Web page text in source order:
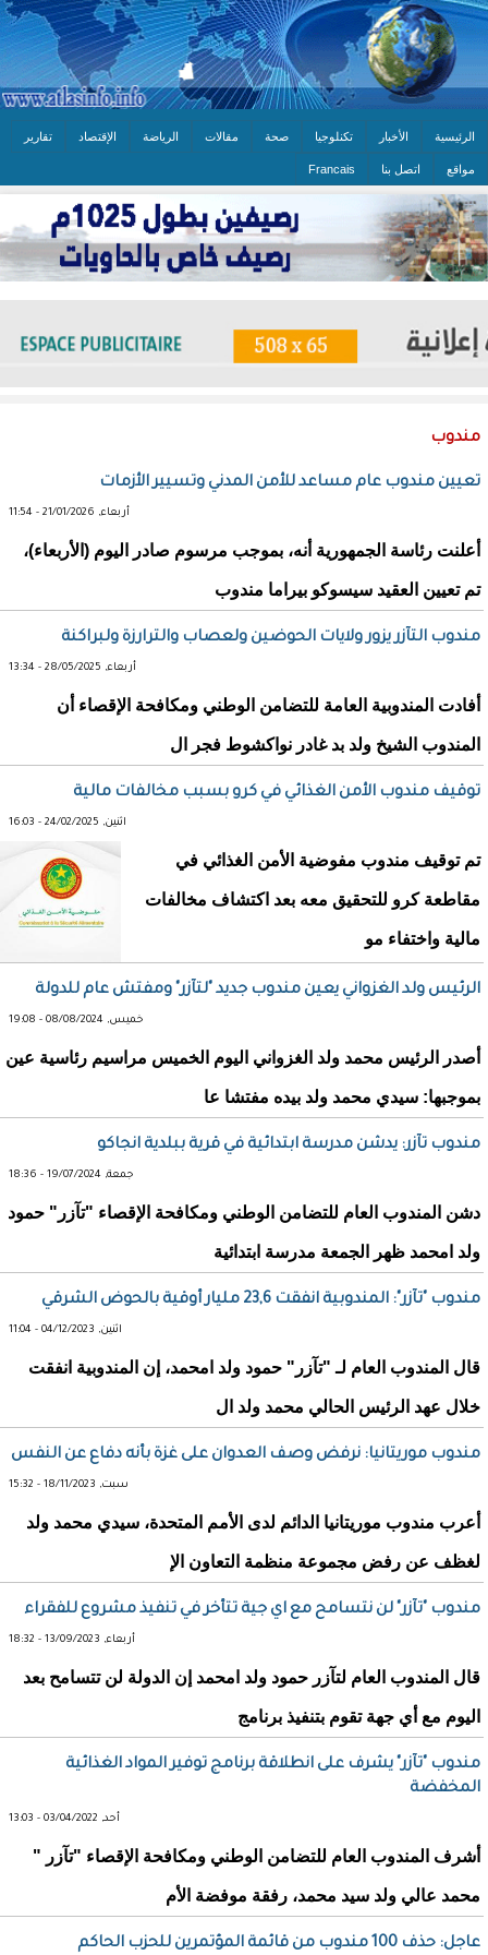
الرئيسية الأخبار تكنلوجيا صحة مقالات الرياضة الإقتصاد تقارير
مواقع اتصل بنا Francais
مندوب
تعيين مندوب عام مساعد للأمن المدني وتسيير الأزمات
أربعاء, 21/01/2026 - 11:54
أعلنت رئاسة الجمهورية أنه، بموجب مرسوم صادر اليوم (الأربعاء)،
تم تعيين العقيد سيسوكو بيراما مندوب
مندوب التآزر يزور ولايات الحوضين ولعصاب والترارزة ولبراكنة
أربعاء, 28/05/2025 - 13:34
أفادت المندوبية العامة للتضامن الوطني ومكافحة الإقصاء أن
المندوب الشيخ ولد بد غادر نواكشوط فجر ال
توقيف مندوب الأمن الغذائي في كرو بسبب مخالفات مالية
اثنين, 24/02/2025 - 16:03
تم توقيف مندوب مفوضية الأمن الغذائي في
مقاطعة كرو للتحقيق معه بعد اكتشاف مخالفات
مالية واختفاء مو
الرئيس ولد الغزواني يعين مندوب جديد "لتآزر" ومفتش عام للدولة
خميس, 08/08/2024 - 19:08
أصدر الرئيس محمد ولد الغزواني اليوم الخميس مراسيم رئاسية عين
بموجبها: سيدي محمد ولد بيده مفتشا عا
مندوب تآزر: يدشن مدرسة ابتدائية في قرية ببلدية انجاكو
جمعة, 19/07/2024 - 18:36
دشن المندوب العام للتضامن الوطني ومكافحة الإقصاء "تآزر" حمود
ولد امحمد ظهر الجمعة مدرسة ابتدائية
مندوب "تآزر": المندوبية انفقت 23,6 مليار أوقية بالحوض الشرقي
اثنين, 04/12/2023 - 11:04
قال المندوب العام لـ "تآزر" حمود ولد امحمد، إن المندوبية انفقت
خلال عهد الرئيس الحالي محمد ولد ال
مندوب موريتانيا: نرفض وصف العدوان على غزة بأنه دفاع عن النفس
سبت, 18/11/2023 - 15:32
أعرب مندوب موريتانيا الدائم لدى الأمم المتحدة، سيدي محمد ولد
لغظف عن رفض مجموعة منظمة التعاون الإ
مندوب "تآزر" لن نتسامح مع اي جية تتأخر في تنفيذ مشروع للفقراء
أربعاء, 13/09/2023 - 18:32
قال المندوب العام لتآزر حمود ولد امحمد إن الدولة لن تتسامح بعد
اليوم مع أي جهة تقوم بتنفيذ برنامج
مندوب "تآزر" يشرف على انطلاقة برنامج توفير المواد الغذائية
المخفضة
أحد, 03/04/2022 - 13:03
أشرف المندوب العام للتضامن الوطني ومكافحة الإقصاء "تآزر "
محمد عالي ولد سيد محمد، رفقة موفضة الأم
عاجل: حذف 100 مندوب من قائمة المؤتمرين للحزب الحاكم